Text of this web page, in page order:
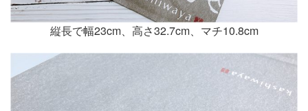
縦長で幅23cm、高さ32.7cm、マチ10.8cm